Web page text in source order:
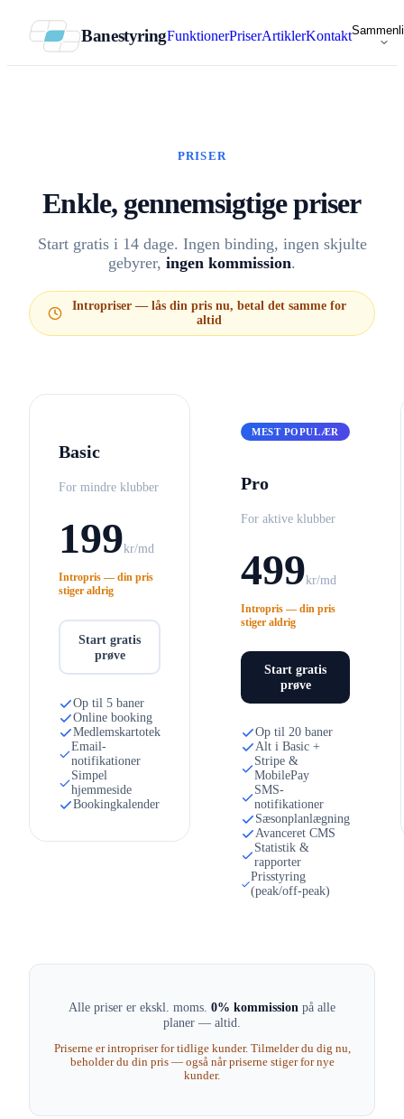
BanestyringFunktionerPriserArtiklerKontakt
PRISER
Enkle, gennemsigtige priser
Start gratis i 14 dage. Ingen binding, ingen skjulte
gebyrer, ingen kommission.
Intropriser — lås din pris nu, betal det samme for
altid
Basic
For mindre klubber
199kr/md
Intropris — din pris
stiger aldrig
Start gratis
prøve
Op til 5 baner
Online booking
Medlemskartotek
Email-
notifikationer
Simpel
hjemmeside
Bookingkalender
MEST POPULÆR
Pro
For aktive klubber
499kr/md
Intropris — din pris
stiger aldrig
Start gratis
prøve
Op til 20 baner
Alt i Basic +
Stripe &
MobilePay
SMS-
notifikationer
Sæsonplanlægning
Avanceret CMS
Statistik &
rapporter
Prisstyring
(peak/off-peak)
Alle priser er ekskl. moms. 0% kommission på alle
planer — altid.
Priserne er intropriser for tidlige kunder. Tilmelder du dig nu,
beholder du din pris — også når priserne stiger for nye
kunder.